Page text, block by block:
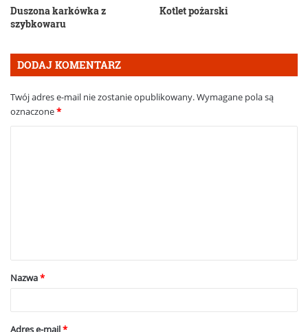
Duszona karkówka z
szybkowaru
Kotlet pożarski
DODAJ KOMENTARZ
Twój adres e-mail nie zostanie opublikowany.Wymagane pola są
oznaczone*
a
rNazwa*
Adres e-mail*